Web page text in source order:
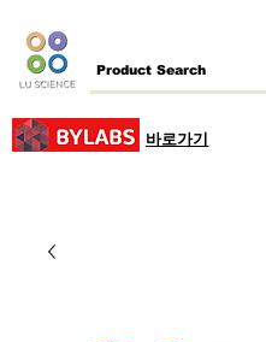
바로가기